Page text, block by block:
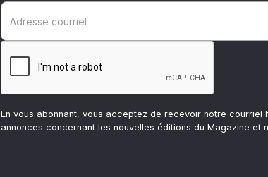
En vous abonnant, vous acceptez de recevoir notre courriel
annonces concernant les nouvelles éditions du Magazine et